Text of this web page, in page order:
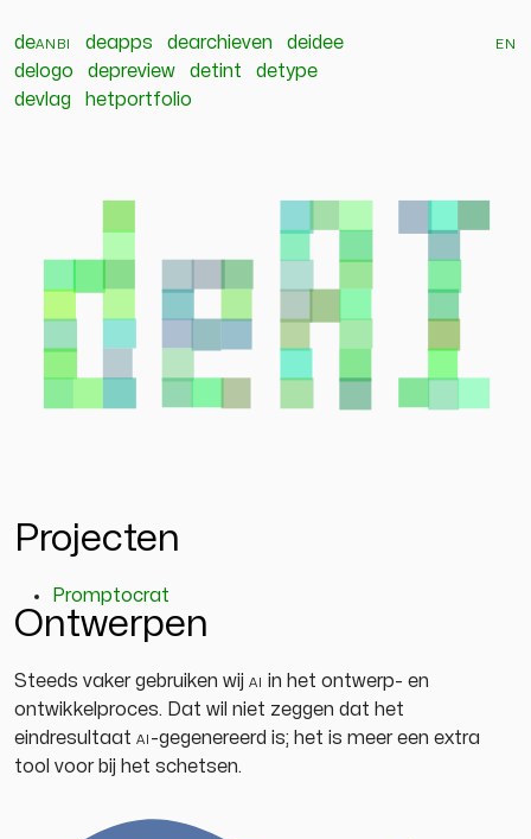
deanbi deapps dearchieven
deidee
delogo
depreview detint
detype
devlag
hetportfolio
en
Projecten
Promptocrat
Ontwerpen
Steeds vaker gebruiken wij ai in het ontwerp- en
ontwikkelproces. Dat wil niet zeggen dat het
eindresultaat ai-gegenereerd is; het is meer een extra
tool voor bij het schetsen.